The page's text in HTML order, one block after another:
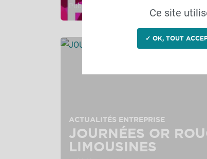
Publié le 18/10/2024
ACTUALITÉS ENTREPRISE
JOURNÉES OR
LIMOUSINES
Ce site
✓ OK, TOUT